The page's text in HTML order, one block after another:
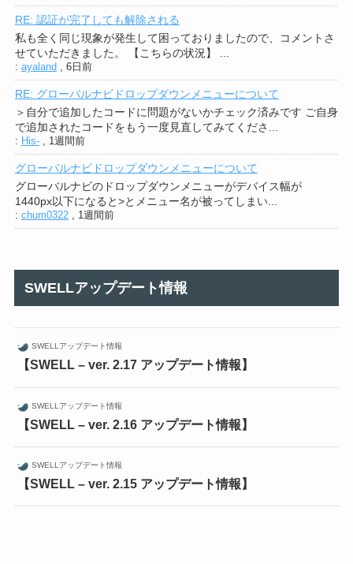
RE: 認証が完了しても解除される
私も全く同じ現象が発生して困っておりましたので、コメントさ
せていただきました。 【こちらの状況】 ...
: ayaland , 6日前
RE: グローバルナビドロップダウンメニューについて
＞自分で追加したコードに問題がないかチェック済みです ご自身
で追加されたコードをもう一度見直してみてくださ...
: His-, 1週間前
グローバルナビドロップダウンメニューについて
グローバルナビのドロップダウンメニューがデバイス幅が
1440px以下になると>とメニュー名が被ってしまい...
: chum0322, 1週間前
SWELLアップデート情報
SWELLアップデート情報
【SWELL – ver. 2.17 アップデート情報】
SWELLアップデート情報
【SWELL – ver. 2.16 アップデート情報】
SWELLアップデート情報
【SWELL – ver. 2.15 アップデート情報】